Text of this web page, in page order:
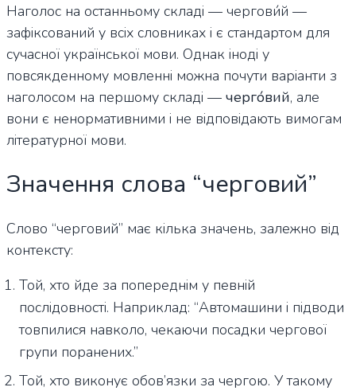
Наголос на останньому складі — чергови́й —
зафіксований у всіх словниках і є стандартом для
сучасної української мови. Однак іноді у
повсякденному мовленні можна почути варіанти з
наголосом на першому складі — черго́вий, але
вони є ненормативними і не відповідають вимогам
літературної мови.
Значення слова “черговий”
Слово “черговий” має кілька значень, залежно від
контексту:
Той, хто йде за попереднім у певній
послідовності. Наприклад: “Автомашини і підводи
товпилися навколо, чекаючи посадки чергової
групи поранених.”
Той, хто виконує обов’язки за чергою. У такому